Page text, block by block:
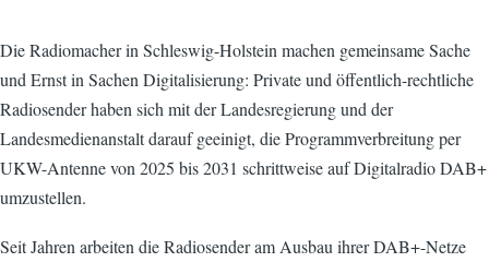
Die Radiomacher in Schleswig-Holstein machen gemeinsame Sache
und Ernst in Sachen Digitalisierung: Private und öffentlich-rechtliche
Radiosender haben sich mit der Landesregierung und der
Landesmedienanstalt darauf geeinigt, die Programmverbreitung per
UKW-Antenne von 2025 bis 2031 schrittweise auf Digitalradio DAB+
umzustellen.
Seit Jahren arbeiten die Radiosender am Ausbau ihrer DAB+-Netze